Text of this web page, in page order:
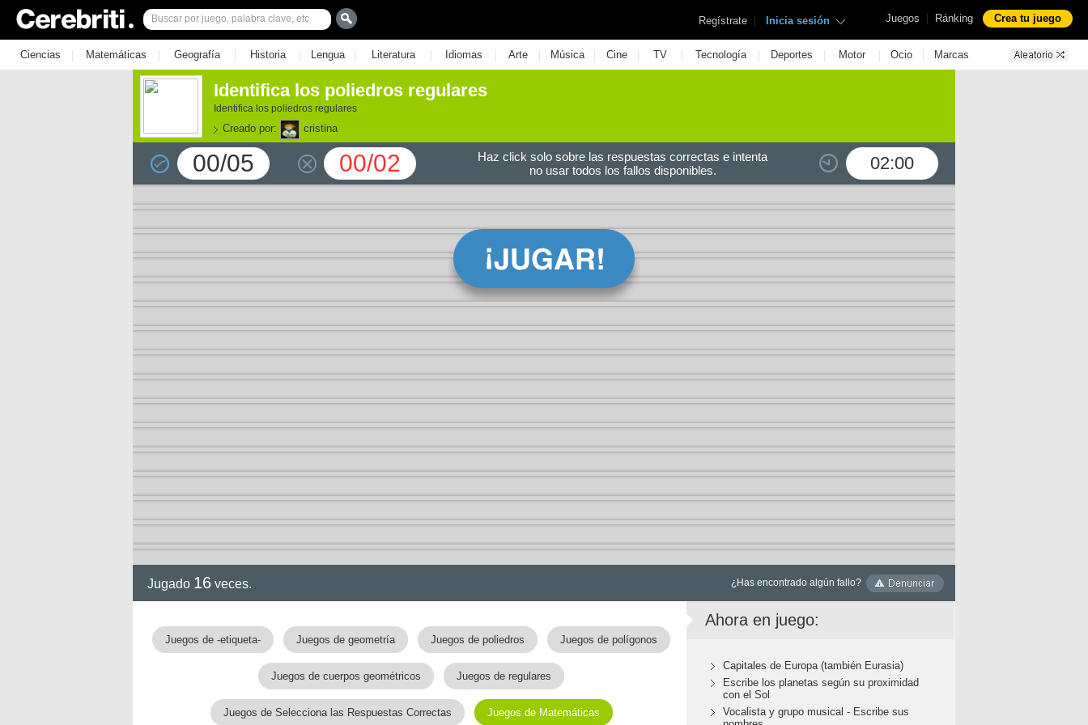
Juegos | Ránking Crea tu juego
Regístrate | Inicia sesión
Ciencias | Matemáticas | Geografía | Historia | Lengua | Literatura | Idiomas | Arte | Música | Cine | TV | Tecnología | Deportes | Motor | Ocio | Marcas
Identifica los poliedros regulares
Identifica los poliedros regulares
Creado por: cristina
00/05 00/02 02:00
Haz click solo sobre las respuestas correctas e intenta
no usar todos los fallos disponibles.
Jugado 16 veces. ¿Has encontrado algún fallo?
Juegos de -etiqueta- Juegos de geometría Juegos de poliedros Juegos de polígonos
Juegos de cuerpos geométricos Juegos de regulares
Juegos de Selecciona las Respuestas Correctas Juegos de Matemáticas
Ahora en juego:
Capitales de Europa (también Eurasia)
Escribe los planetas según su proximidad
con el Sol
Vocalista y grupo musical - Escribe sus